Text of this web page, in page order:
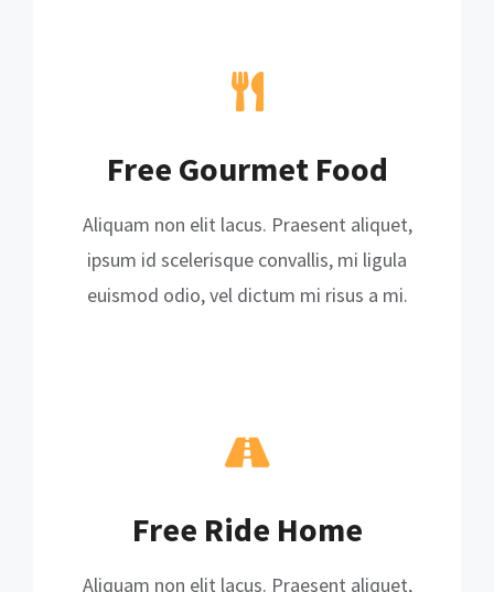
Free Gourmet Food
Aliquam non elit lacus. Praesent aliquet,
ipsum id scelerisque convallis, mi ligula
euismod odio, vel dictum mi risus a mi.
Free Ride Home
Aliquam non elit lacus. Praesent aliquet,